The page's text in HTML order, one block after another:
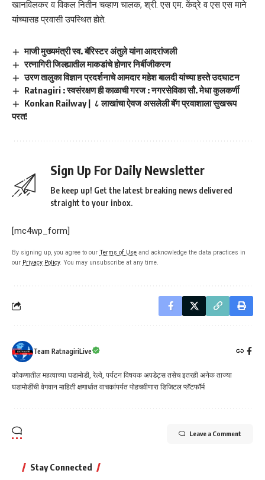
खानविलकर व विकल नितीन चव्हाण चालक, श्री. एस एम. केंद्रे व एस एस माने
यांच्यासह प्रवासी उपस्थित होते.
माजी मुख्यमंत्री स्व. बॅरिस्टर अंतुले यांना आदरांजली
रत्नागिरी जिल्ह्यातील माकडांचे होणार निर्बीजीकरण
उरण तालुका विज्ञान प्रदर्शनाचे आमदार महेश बालदी यांच्या हस्ते उदघाटन
Ratnagiri : स्वसंरक्षण ही काळाची गरज : नगरसेविका सौ. मेधा कुलकर्णी
Konkan Railway | ८ लाखांचा ऐवज असलेली बॅग प्रवाशाला सुखरूप
परत!
Sign Up For Daily Newsletter
Be keep up! Get the latest breaking news delivered
straight to your inbox.
[mc4wp_form]
By signing up, you agree to our Terms of Use and acknowledge the data practices in
our Privacy Policy. You may unsubscribe at any time.
Team RatnagiriLive
कोकणातील महत्वाच्या घडामोडी, रेल्वे, पर्यटन विषयक अपडेट्स तसेच इतरही अनेक ताज्या
घडामोडींची वेगवान माहिती क्षणार्धात वाचकांपर्यत पोहचवीणारा डिजिटल प्लॅटफॉर्म
Leave a Comment
Stay Connected